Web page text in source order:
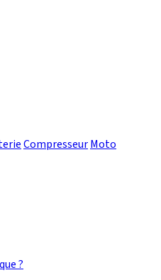
CompresseurMoto
?